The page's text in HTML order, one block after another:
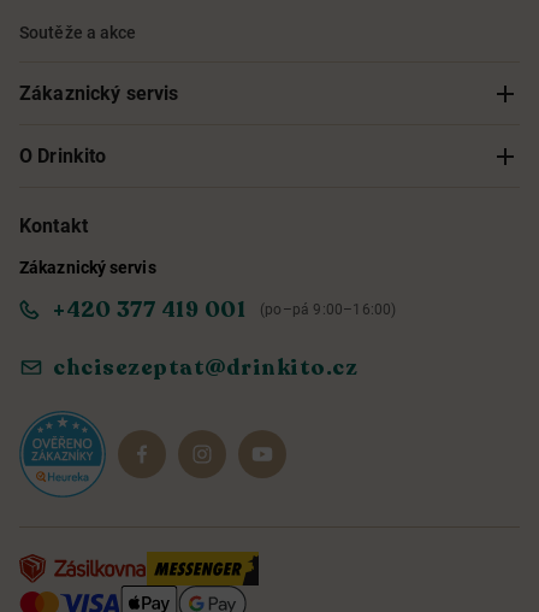
Soutěže a akce
Zákaznický servis
Sledování objednávky
Obchodní podmínky
Ochrana osobních údajů
Reklamace a vrácení
O Drinkito
O nás
Informace o přístupnosti služby
Dárkové sady
Kontakt
Zákaznický servis
+420 377 419 001 (po–pá 9:00–16:00)
chcisezeptat@drinkito.cz